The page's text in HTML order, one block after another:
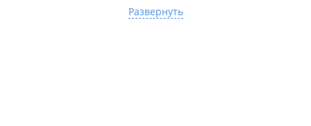
это даже не вся часть! Это уже когда терпение
лопнуло все убирать. С цветков слишком много
Развернуть